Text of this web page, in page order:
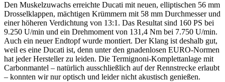
Den Muskelzuwachs erreichte Ducati mit neuen, elliptischen 56 mm
Drosselklappen, mächtigen Krümmern mit 58 mm Durchmesser und
einer höheren Verdichtung von 13:1. Das Resultat sind 160 PS bei
9.250 U/min und ein Drehmoment von 131,4 Nm bei 7.750 U/min.
Auch ein neuer Endtopf wurde montiert. Der Klang ist deshalb gut,
weil es eine Ducati ist, denn unter den gnadenlosen EURO-Normen
hat jeder Hersteller zu leiden. Die Termignoni-Komplettanlage mit
Carbonmantel – natürlich ausschließlich auf der Rennstrecke erlaubt
– konnten wir nur optisch und leider nicht akustisch genießen.